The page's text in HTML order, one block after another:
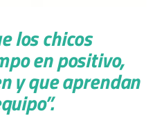
los chicos
en positivo,
y que aprendan
.